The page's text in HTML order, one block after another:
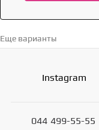
Еще варианты
Instagram
044 499-55-55